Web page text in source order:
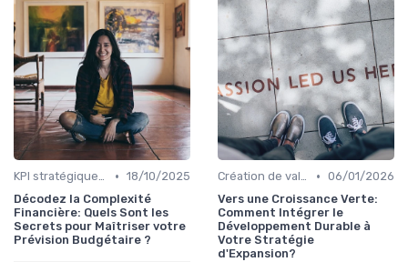
KPI stratégiques & reporting exécutif • 18/10/2025
Décodez la Complexité
Financière: Quels Sont les
Secrets pour Maîtriser votre
Prévision Budgétaire ?
Création de valeur durable • 06/01/2026
Vers une Croissance Verte:
Comment Intégrer le
Développement Durable à
Votre Stratégie
d'Expansion?